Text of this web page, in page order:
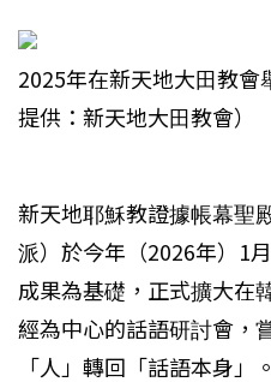
2025年在新天地大田教會
提供：新天地大田教會）
新天地耶穌教證據帳幕聖
派）於今年（2026年）1
成果為基礎，正式擴大在
經為中心的話語研討會，
「人」轉回「話語本身」。